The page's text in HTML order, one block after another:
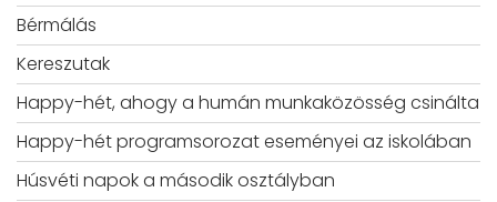
Bérmálás
Kereszutak
Happy-hét, ahogy a humán munkaközösség csinálta
Happy-hét programsorozat eseményei az iskolában
Húsvéti napok a második osztályban